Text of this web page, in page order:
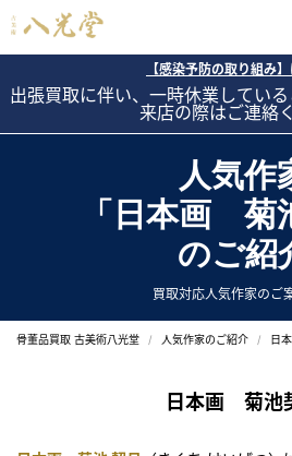
【感染予防の取り組み
出張買取に伴い、一時休業してい
来店の際はご連絡
人気作
「日本画 菊
のご紹
買取対応人気作家のご
骨董品買取 古美術八光堂 人気作家のご紹介 日
日本画 菊池